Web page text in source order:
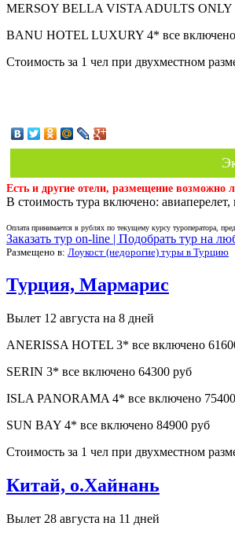
MERSOY BELLA VISTA ADULTS ONLY
BANU HOTEL LUXURY 4* все
Стоимость за 1 чел при двухместном
Есть и другие отели, размещение возможно
В стоимость тура включено:
Оплата принимается в рублях по текущему курсу туроператора,
Заказать тур on-line | Подобрать тур на
Размещено в: Лоукост (недорогие) туры в Турцию
Турция, Мармарис
Вылет 12 августа на 8 дней
ANERISSA HOTEL 3* все включено
SERIN 3* все включено 64300 руб
ISLA PANORAMA 4* все включено
SUN BAY 4* все включено 84900 руб
Стоимость за 1 чел при двухместном
Китай, о.Хайнань
Вылет 28 августа на 11 дней